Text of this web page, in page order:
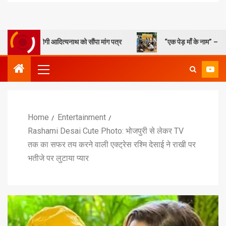
आदित्यनाथ को सौंपा मांग पत्र “एक पेड़ माँ के नाम” – सेण्ट ऐण्ड्रयूज
Home
Entertainment
Rashami Desai Cute Photo: भोजपुरी से लेकर TV
तक का सफर तय करने वाली एक्ट्रेस रश्मि देसाई ने राखी पर
भतीजे पर लुटाया प्यार